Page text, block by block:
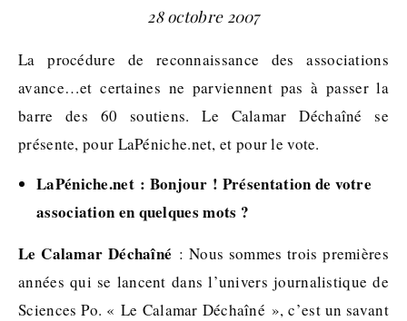
28 octobre 2007
La procédure de reconnaissance des associations
avance…et certaines ne parviennent pas à passer la
barre des 60 soutiens. Le Calamar Déchaîné se
présente, pour LaPéniche.net, et pour le vote.
LaPéniche.net : Bonjour ! Présentation de votre
association en quelques mots ?
Le Calamar Déchaîné : Nous sommes trois premières
années qui se lancent dans l’univers journalistique de
Sciences Po. « Le Calamar Déchaîné », c’est un savant